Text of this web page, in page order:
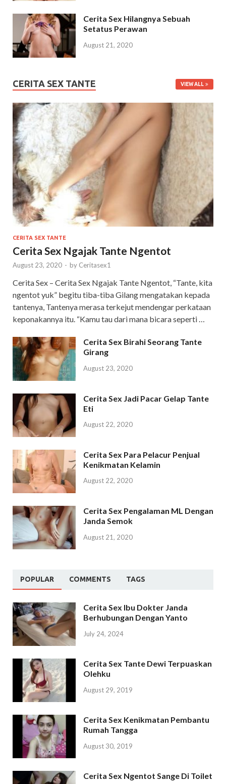
Cerita Sex Hilangnya Sebuah
Setatus Perawan
August 21, 2020
CERITA SEX TANTE VIEW ALL
CERITA SEX TANTE
Cerita Sex Ngajak Tante Ngentot
August 23, 2020 - by Ceritasex1
Cerita Sex – Cerita Sex Ngajak Tante Ngentot, “Tante, kita
ngentot yuk” begitu tiba-tiba Gilang mengatakan kepada
tantenya, Tantenya merasa terkejut mendengar perkataan
keponakannya itu. “Kamu tau dari mana bicara seperti …
Cerita Sex Birahi Seorang Tante
Girang
August 23, 2020
Cerita Sex Jadi Pacar Gelap Tante
Eti
August 22, 2020
Cerita Sex Para Pelacur Penjual
Kenikmatan Kelamin
August 22, 2020
Cerita Sex Pengalaman ML Dengan
Janda Semok
August 21, 2020
POPULAR COMMENTS TAGS
Cerita Sex Ibu Dokter Janda
Berhubungan Dengan Yanto
July 24, 2024
Cerita Sex Tante Dewi Terpuaskan
Olehku
August 29, 2019
Cerita Sex Kenikmatan Pembantu
Rumah Tangga
August 30, 2019
Cerita Sex Ngentot Sange Di Toilet